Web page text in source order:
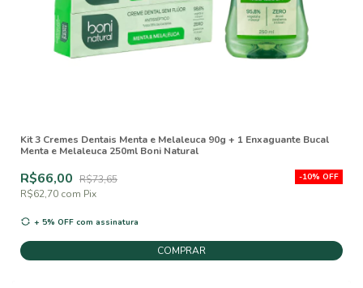
Kit 3 Cremes Dentais Menta e Melaleuca 90g + 1 Enxaguante Bucal
Menta e Melaleuca 250ml Boni Natural
-10% OFF
R$66,00 R$73,65
R$62,70 com Pix
+ 5% OFF com assinatura
COMPRAR